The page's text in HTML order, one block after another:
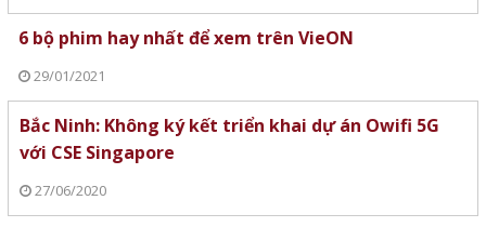
6 bộ phim hay nhất để xem trên VieON
29/01/2021
Bắc Ninh: Không ký kết triển khai dự án Owifi 5G
với CSE Singapore
27/06/2020